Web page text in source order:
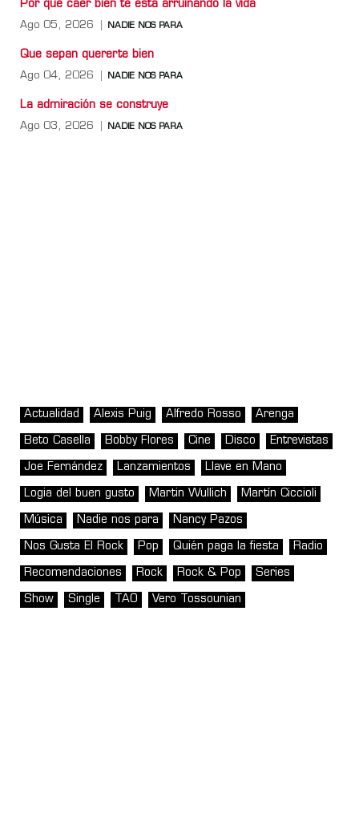
Por qué caer bien te está arruinando la vida
Ago 05, 2026 NADIE NOS PARA
Que sepan quererte bien
Ago 04, 2026 NADIE NOS PARA
La admiración se construye
Ago 03, 2026 NADIE NOS PARA
Actualidad Alexis Puig Alfredo Rosso Arenga
Beto Casella Bobby Flores Cine Disco Entrevistas
Joe Fernández Lanzamientos Llave en Mano
Logia del buen gusto Martin Wullich Martín Ciccioli
Música Nadie nos para Nancy Pazos
Nos Gusta El Rock Pop Quién paga la fiesta Radio
Recomendaciones Rock Rock & Pop Series
Show Single TAO Vero Tossounian